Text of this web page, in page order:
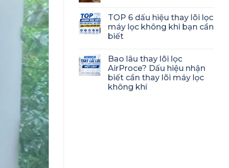
TOP 6 dấu hiệu thay lõi lọc
máy lọc không khi bạn cần
biết
Bao lâu thay lõi lọc
AirProce? Dấu hiệu nhận
biết cần thay lõi máy lọc
không khí